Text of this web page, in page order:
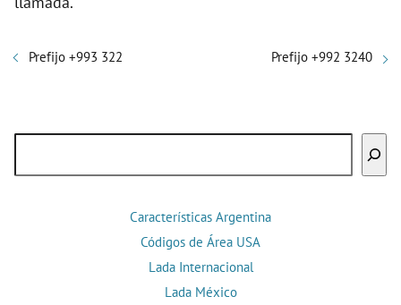
Prefijo +993 322 Prefijo +992 3240
Características Argentina
Códigos de Área USA
Lada Internacional
Lada México